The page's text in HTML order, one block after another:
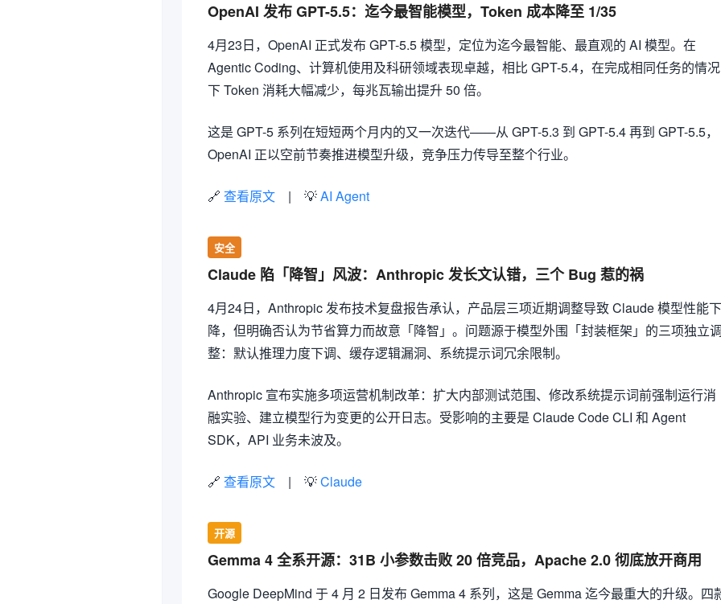
OpenAI 发布 GPT-5.5：迄今最智能模型，Token 成本降至 1/35
4月23日，OpenAI 正式发布 GPT-5.5 模型，定位为迄今最智能、最直观的 AI 模型。在
Agentic Coding、计算机使用及科研领域表现卓越，相比 GPT-5.4，在完成相同任务的情况
下 Token 消耗大幅减少，每兆瓦输出提升 50 倍。
这是 GPT-5 系列在短短两个月内的又一次迭代——从 GPT-5.3 到 GPT-5.4 再到 GPT-5.5，
OpenAI 正以空前节奏推进模型升级，竞争压力传导至整个行业。
🔗 查看原文 | 💡AI Agent
安全
Claude 陷「降智」风波：Anthropic 发长文认错，三个 Bug 惹的祸
4月24日，Anthropic 发布技术复盘报告承认，产品层三项近期调整导致 Claude 模型性能下
降，但明确否认为节省算力而故意「降智」。问题源于模型外围「封装框架」的三项独立
整：默认推理力度下调、缓存逻辑漏洞、系统提示词冗余限制。
Anthropic 宣布实施多项运营机制改革：扩大内部测试范围、修改系统提示词前强制运行消
融实验、建立模型行为变更的公开日志。受影响的主要是 Claude Code CLI 和 Agent
SDK，API 业务未波及。
🔗 查看原文 | 💡Claude
开源
Gemma 4 全系开源：31B 小参数击败 20 倍竞品，Apache 2.0 彻底放开商用
Google DeepMind 于 4 月 2 日发布 Gemma 4 系列，这是 Gemma 迄今最重大的升级。四